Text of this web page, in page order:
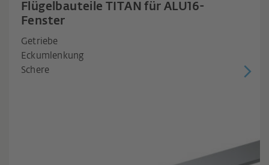
Flügelbauteile TITAN für ALU16-
Fenster
Getriebe
Eckumlenkung
Schere